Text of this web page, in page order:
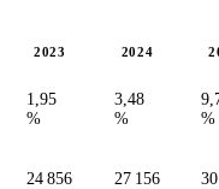
2023 2024
1,95
%
3,48
%
%
24 856 27 156